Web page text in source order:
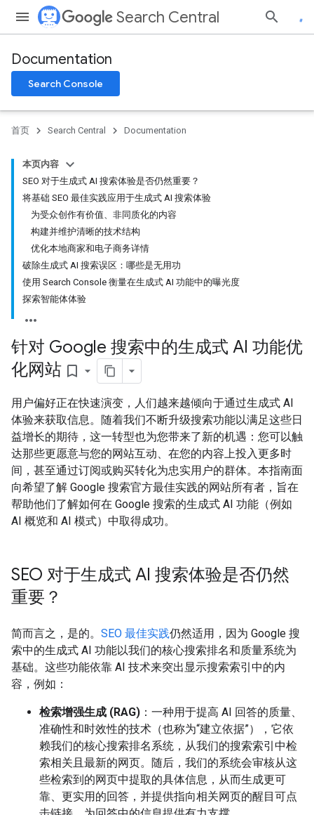
Search Central
Documentation
Search Console
首页 Search Central Documentation
本页内容
SEO 对于生成式 AI 搜索体验是否仍然重要？
将基础 SEO 最佳实践应用于生成式 AI 搜索体验
为受众创作有价值、非同质化的内容
构建并维护清晰的技术结构
优化本地商家和电子商务详情
破除生成式 AI 搜索误区：哪些是无用功
使用 Search Console 衡量在生成式 AI 功能中的曝光度
探索智能体体验
针对 Google 搜索中的生成式 AI 功能优
化网站 bookmark_border
用户偏好正在快速演变，人们越来越倾向于通过生成式 AI
体验来获取信息。随着我们不断升级搜索功能以满足这些日
益增长的期待，这一转型也为您带来了新的机遇：您可以触
达那些更愿意与您的网站互动、在您的内容上投入更多时
间，甚至通过订阅或购买转化为忠实用户的群体。本指南面
向希望了解 Google 搜索官方最佳实践的网站所有者，旨在
帮助他们了解如何在 Google 搜索的生成式 AI 功能（例如
AI 概览和 AI 模式）中取得成功。
SEO 对于生成式 AI 搜索体验是否仍然
重要？
简而言之，是的。 SEO 最佳实践仍然适用，因为 Google 搜
索中的生成式 AI 功能以我们的核心搜索排名和质量系统为
基础。这些功能依靠 AI 技术来突出显示搜索索引中的内
容，例如：
检索增强生成 (RAG) ：一种用于提高 AI 回答的质量、
准确性和时效性的技术（也称为“建立依据”），它依
赖我们的核心搜索排名系统，从我们的搜索索引中检
索相关且最新的网页。随后，我们的系统会审核从这
些检索到的网页中提取的具体信息，从而生成更可
靠、更实用的回答，并提供指向相关网页的醒目可点